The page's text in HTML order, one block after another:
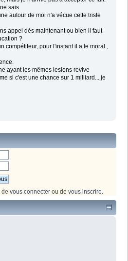
sais
autour de moi n'a vécue cette triste
appel dès maintenant ou bien il faut
?
compétiteur, pour l'instant il a le moral ,
ayant les mêmes lesions revive
si c'est une chance sur 1 milliard... je
de vous connecter ou de vous inscrire.